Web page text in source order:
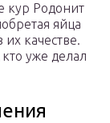
кур Родонит
яйца
качестве.
уже делал